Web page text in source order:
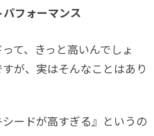
パフォーマンス
て、きっと高いんでしょ
が、実はそんなことはあり
ードが高すぎる』というの